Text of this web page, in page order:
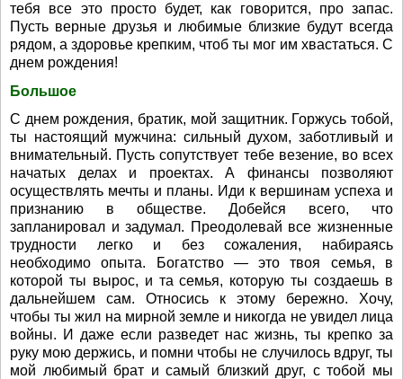
тебя все это просто будет, как говорится, про запас.
Пусть верные друзья и любимые близкие будут всегда
рядом, а здоровье крепким, чтоб ты мог им хвастаться. С
днем рождения!
Большое
С днем рождения, братик, мой защитник. Горжусь тобой,
ты настоящий мужчина: сильный духом, заботливый и
внимательный. Пусть сопутствует тебе везение, во всех
начатых делах и проектах. А финансы позволяют
осуществлять мечты и планы. Иди к вершинам успеха и
признанию в обществе. Добейся всего, что
запланировал и задумал. Преодолевай все жизненные
трудности легко и без сожаления, набираясь
необходимо опыта. Богатство — это твоя семья, в
которой ты вырос, и та семья, которую ты создаешь в
дальнейшем сам. Относись к этому бережно. Хочу,
чтобы ты жил на мирной земле и никогда не увидел лица
войны. И даже если разведет нас жизнь, ты крепко за
руку мою держись, и помни чтобы не случилось вдруг, ты
мой любимый брат и самый близкий друг, с тобой мы